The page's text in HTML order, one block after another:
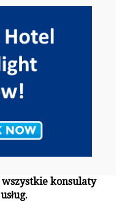
konsulaty